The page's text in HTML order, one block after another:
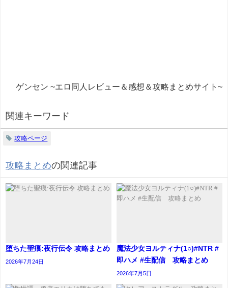
ゲンセン ~エロ同人レビュー＆感想＆攻略まとめサイト~
関連キーワード
攻略ページ
攻略まとめの関連記事
堕ちた聖痕:夜行伝令 攻略まとめ
2026年7月24日
魔法少女ヨルティナ(1○)#NTR #
即ハメ #生配信 攻略まとめ
2026年7月5日